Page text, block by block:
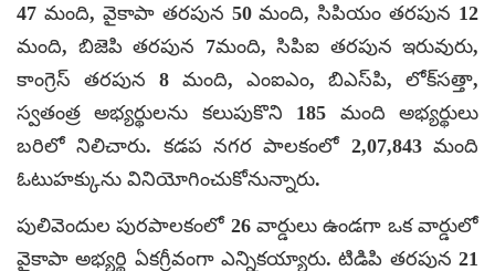
47 మంది, వైకాపా తరపున 50 మంది, సిపియం తరపున 12
మంది, బిజెపి తరపున 7మంది, సిపిఐ తరపున ఇరువురు,
కాంగ్రెస్ తరపున 8 మంది, ఎంఐఎం, బిఎస్‌పి, లోక్‌సత్తా,
స్వతంత్ర అభ్యర్థులను కలుపుకొని 185 మంది అభ్యర్థులు
బరిలో నిలిచారు. కడప నగర పాలకంలో 2,07,843 మంది
ఓటుహక్కును వినియోగించుకోనున్నారు.
పులివెందుల పురపాలకంలో 26 వార్డులు ఉండగా ఒక వార్డులో
వైకాపా అభ్యర్థి ఏకగ్రీవంగా ఎన్నికయ్యారు. టిడిపి తరపున 21